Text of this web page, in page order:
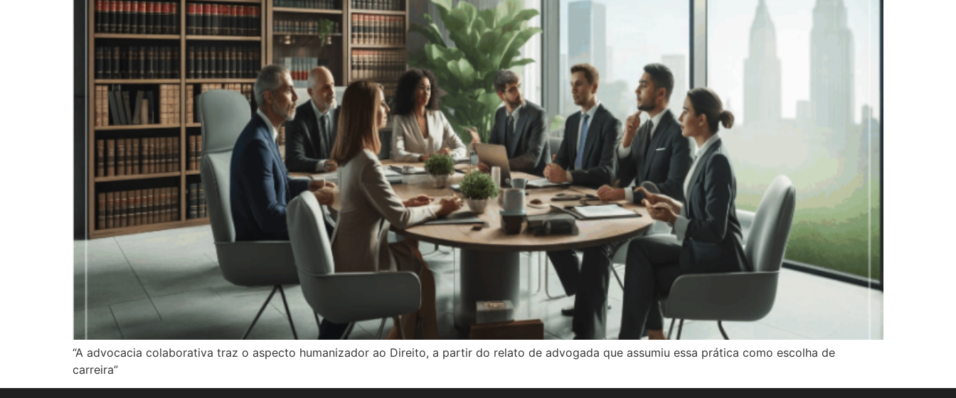
“A advocacia colaborativa traz o aspecto humanizador ao Direito, a partir do relato de advogada que assumiu essa prática como escolha de
carreira”